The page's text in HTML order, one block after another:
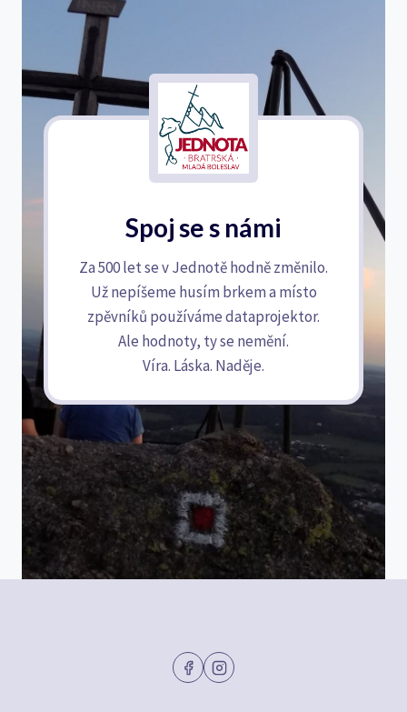
Spoj se s námi
Za 500 let se v Jednotě hodně změnilo.
Už nepíšeme husím brkem a místo
zpěvníků používáme dataprojektor.
Ale hodnoty, ty se nemění.
Víra. Láska. Naděje.